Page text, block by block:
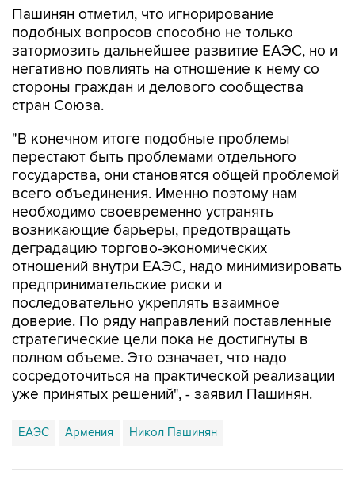
Пашинян отметил, что игнорирование
подобных вопросов способно не только
затормозить дальнейшее развитие ЕАЭС, но и
негативно повлиять на отношение к нему со
стороны граждан и делового сообщества
стран Союза.
"В конечном итоге подобные проблемы
перестают быть проблемами отдельного
государства, они становятся общей проблемой
всего объединения. Именно поэтому нам
необходимо своевременно устранять
возникающие барьеры, предотвращать
деградацию торгово-экономических
отношений внутри ЕАЭС, надо минимизировать
предпринимательские риски и
последовательно укреплять взаимное
доверие. По ряду направлений поставленные
стратегические цели пока не достигнуты в
полном объеме. Это означает, что надо
сосредоточиться на практической реализации
уже принятых решений", - заявил Пашинян.
ЕАЭС Армения Никол Пашинян